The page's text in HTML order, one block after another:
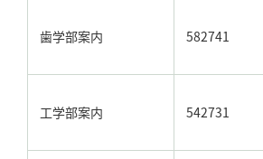
歯学部案内 582741
工学部案内 542731